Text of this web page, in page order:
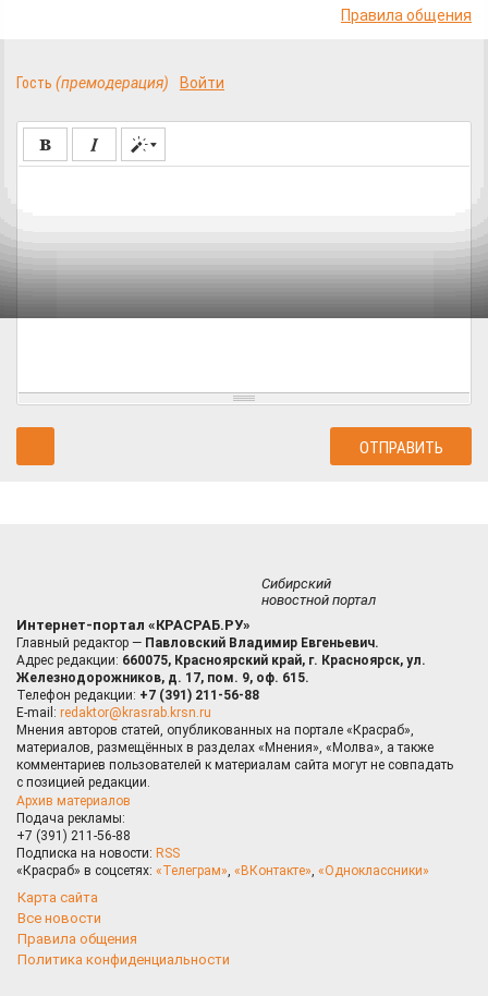
Правила общения
Гость (премодерация) Войти
Сибирский
новостной портал
Интернет-портал «КРАСРАБ.РУ»
Главный редактор — Павловский Владимир Евгеньевич.
Адрес редакции: 660075, Красноярский край, г. Красноярск, ул.
Железнодорожников, д. 17, пом. 9, оф. 615.
Телефон редакции: +7 (391) 211-56-88
E-mail: redaktor@krasrab.krsn.ru
Мнения авторов статей, опубликованных на портале «Красраб»,
материалов, размещённых в разделах «Мнения», «Молва», а также
комментариев пользователей к материалам сайта могут не совпадать
с позицией редакции.
Архив материалов
Подача рекламы:
+7 (391) 211-56-88
Подписка на новости: RSS
«Красраб» в соцсетях: «Телеграм», «ВКонтакте», «Одноклассники»
Карта сайта
Все новости
Правила общения
Политика конфиденциальности